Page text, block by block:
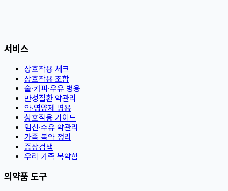
서비스
상호작용 체크
상호작용 조합
술·커피·우유 병용
만성질환 약관리
약·영양제 병용
상호작용 가이드
임신·수유 약관리
가족 복약 정리
증상검색
우리 가족 복약함
의약품 도구